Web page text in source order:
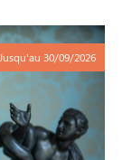
Jusqu'au 30/09/2026